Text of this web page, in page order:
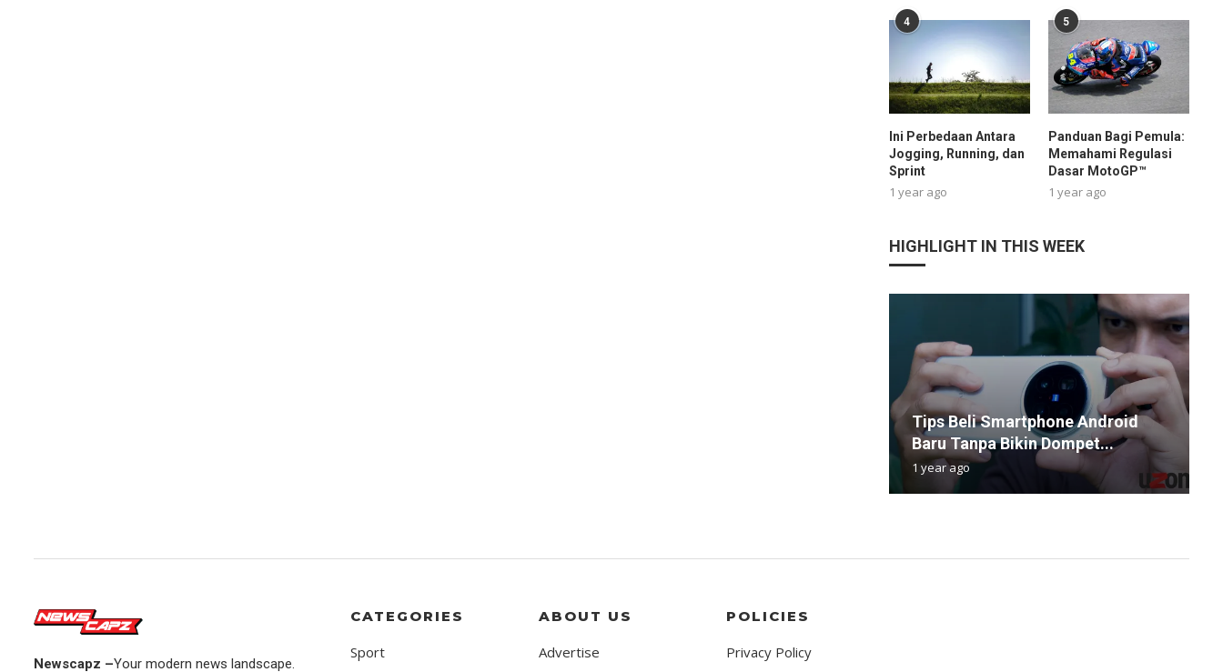
4
Ini Perbedaan Antara
Jogging, Running, dan
Sprint
1 year ago
5
Panduan Bagi Pemula:
Memahami Regulasi
Dasar MotoGP™
1 year ago
HIGHLIGHT IN THIS WEEK
Tips Beli Smartphone Android
Baru Tanpa Bikin Dompet...
1 year ago
Newscapz –Your modern news landscape.
CATEGORIES
Sport
ABOUT US
Advertise
POLICIES
Privacy Policy